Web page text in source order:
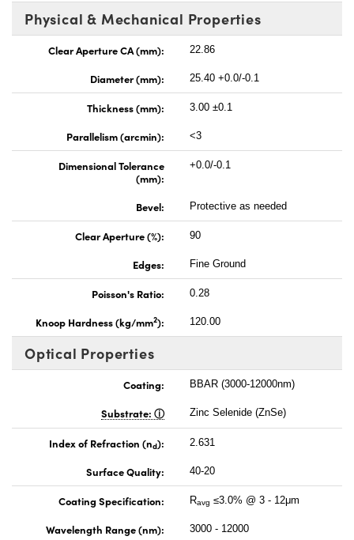
Physical & Mechanical Properties
Clear Aperture CA (mm): 22.86
Diameter (mm): 25.40 +0.0/-0.1
Thickness (mm): 3.00 ±0.1
Parallelism (arcmin): <3
Dimensional Tolerance
(mm):
+0.0/-0.1
Bevel: Protective as needed
Clear Aperture (%): 90
Edges: Fine Ground
Poisson's Ratio: 0.28
Knoop Hardness (kg/mm2): 120.00
Optical Properties
Coating: BBAR (3000-12000nm)
Substrate: Zinc Selenide (ZnSe)
Index of Refraction (nd): 2.631
Surface Quality: 40-20
Coating Specification: Ravg ≤3.0% @ 3 - 12μm
Wavelength Range (nm): 3000 - 12000